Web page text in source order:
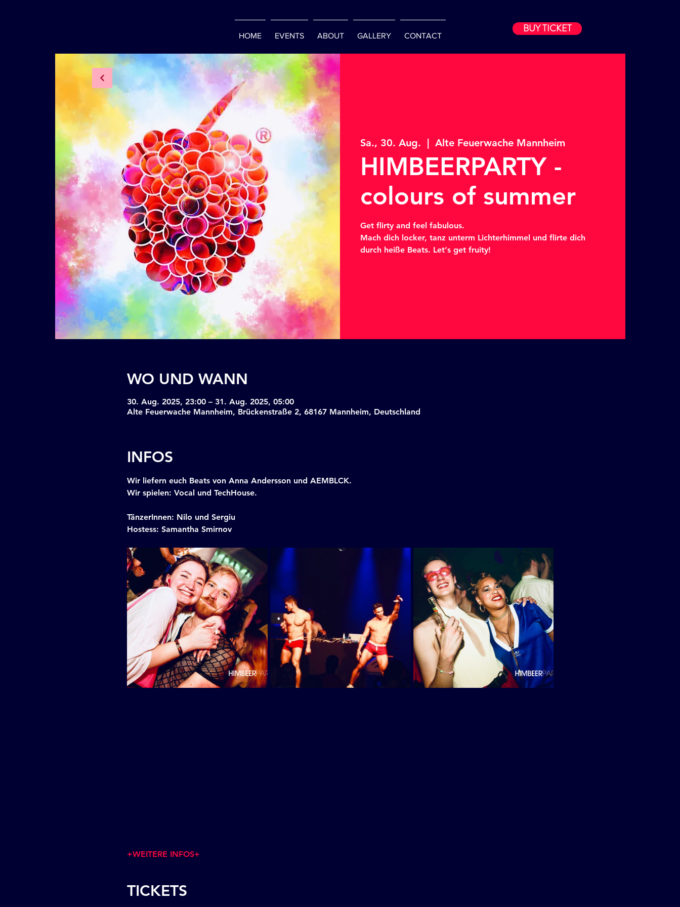
HOME EVENTS ABOUT GALLERY CONTACT
BUY TICKET
Sa., 30. Aug.
  |
Alte Feuerwache Mannheim
HIMBEERPARTY -
colours of summer
Get flirty and feel fabulous.
Mach dich locker, tanz unterm Lichterhimmel und flirte dich
durch heiße Beats. Let‘s get fruity!
WO UND WANN
30. Aug. 2025, 23:00 – 31. Aug. 2025, 05:00
Alte Feuerwache Mannheim, Brückenstraße 2, 68167 Mannheim, Deutschland
INFOS
Wir liefern euch Beats von Anna Andersson und AEMBLCK.
Wir spielen: Vocal und TechHouse.
TänzerInnen: Nilo und Sergiu
Hostess: Samantha Smirnov
+WEITERE INFOS+
TICKETS